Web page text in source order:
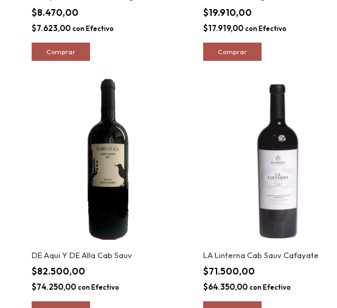
$8.470,00
$7.623,00con Efectivo
$19.910,00
$17.919,00 con Efectivo
DE Aqui Y DE Alla Cab Sauv
$82.500,00
$74.250,00con Efectivo
LA Linterna Cab Sauv Cafayate
$71.500,00
$64.350,00 con Efectivo